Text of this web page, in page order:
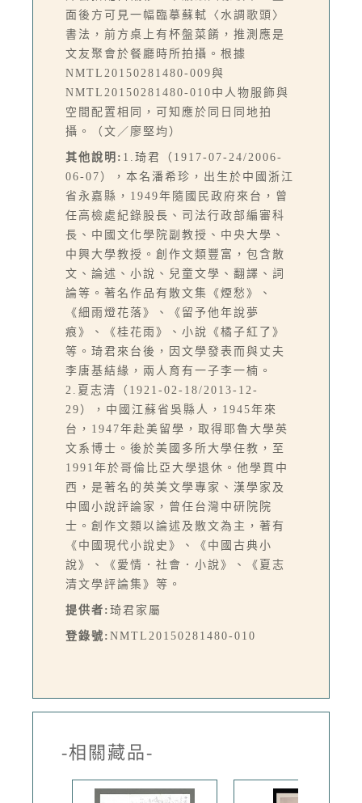
面後方可見一幅臨摹蘇軾〈水調歌頭〉
書法，前方桌上有杯盤菜餚，推測應是
文友聚會於餐廳時所拍攝。根據
NMTL20150281480-009與
NMTL20150281480-010中人物服飾與
空間配置相同，可知應於同日同地拍
攝。（文／廖堅均）
其他說明: 1.琦君（1917-07-24/2006-
06-07），本名潘希珍，出生於中國浙江
省永嘉縣，1949年隨國民政府來台，曾
任高檢處紀錄股長、司法行政部編審科
長、中國文化學院副教授、中央大學、
中興大學教授。創作文類豐富，包含散
文、論述、小說、兒童文學、翻譯、詞
論等。著名作品有散文集《煙愁》、
《細雨燈花落》、《留予他年說夢
痕》、《桂花雨》、小說《橘子紅了》
等。琦君來台後，因文學發表而與丈夫
李唐基結緣，兩人育有一子李一楠。
2.夏志清（1921-02-18/2013-12-
29），中國江蘇省吳縣人，1945年來
台，1947年赴美留學，取得耶魯大學英
文系博士。後於美國多所大學任教，至
1991年於哥倫比亞大學退休。他學貫中
西，是著名的英美文學專家、漢學家及
中國小說評論家，曾任台灣中研院院
士。創作文類以論述及散文為主，著有
《中國現代小說史》、《中國古典小
說》、《愛情．社會．小說》、《夏志
清文學評論集》等。
提供者: 琦君家屬
登錄號: NMTL20150281480-010
-相關藏品-